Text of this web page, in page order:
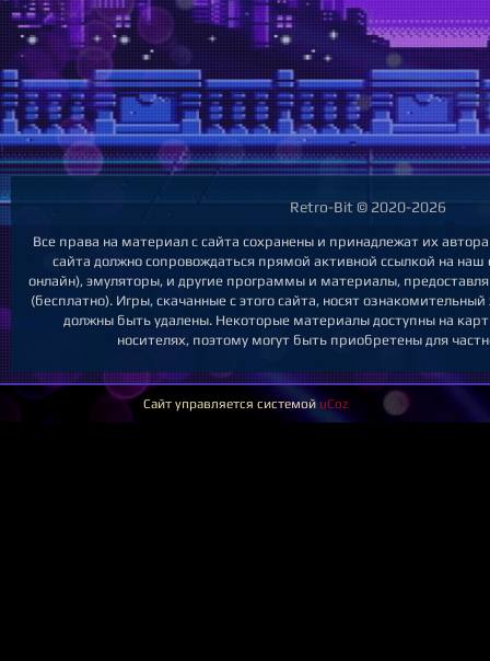
Retro-Bit © 2020-2026
Все права на материал с сайта сохранены и принадлежат их
сайта должно сопровождаться прямой активной ссылкой на наш
онлайн), эмуляторы, и другие программы и материалы,
(бесплатно). Игры, скачанные с этого сайта, носят
должны быть удалены. Некоторые материалы доступны на
носителях, поэтому могут быть приобретены для
Сайт управляется системой uCoz